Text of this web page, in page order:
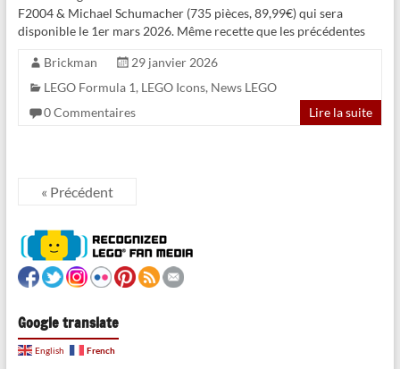
F2004 & Michael Schumacher (735 pièces, 89,99€) qui sera
disponible le 1er mars 2026. Même recette que les précédentes
Brickman
29 janvier 2026
LEGO Formula 1, LEGO Icons, News LEGO
0 Commentaires
Lire la suite
« Précédent
Google translate
English French